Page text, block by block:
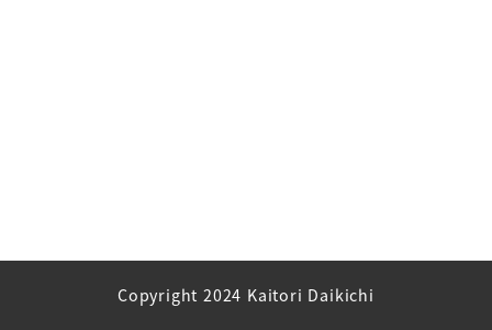
Copyright 2024 Kaitori Daikichi